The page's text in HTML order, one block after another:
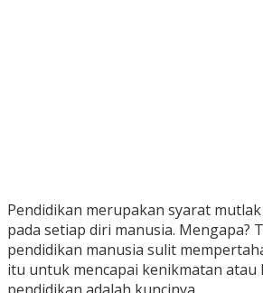
Pendidikan merupakan syarat
pada setiap diri manusia. Mengapa?
pendidikan manusia sulit
itu untuk mencapai kenikmatan atau